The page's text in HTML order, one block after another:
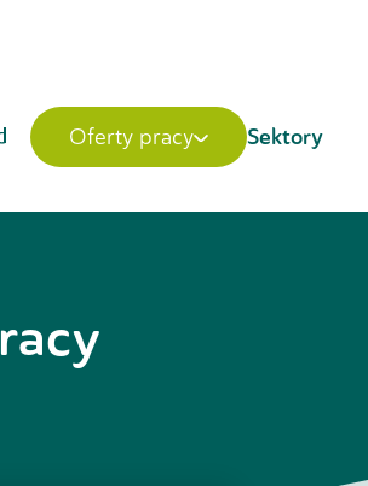
Oferty pracy Sektory